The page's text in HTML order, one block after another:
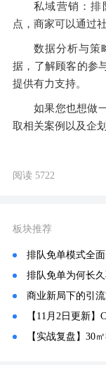
私域营销：排
点，商家可以通过
数据分析与策
据，了解顾客的参
提供有力支持。
如果您也想做
取相关案例以及企
阅读 5722
板块推荐
排队免单模式全
排队免单为何长久
商业新局下的引
【11月2日更新】
【实战复盘】30㎡社区